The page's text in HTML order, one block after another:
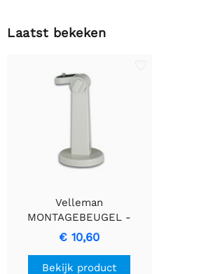
Laatst bekeken
Velleman
MONTAGEBEUGEL -
Precisie Ontworpen
Apparaathouder
€ 10,60
Bekijk product